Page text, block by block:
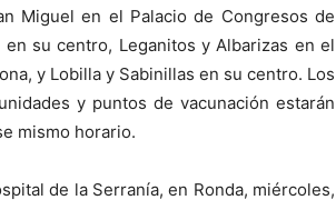
Miguel en el Palacio de Congresos de
su centro, Leganitos y Albarizas en el
y Lobilla y Sabinillas en su centro. Los
y puntos de vacunación estarán
mismo horario.
de la Serranía, en Ronda, miércoles,